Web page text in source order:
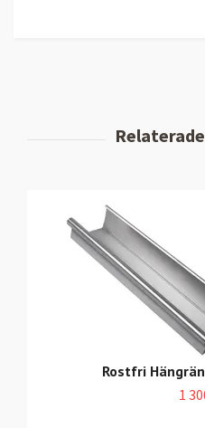
Rostfri
1